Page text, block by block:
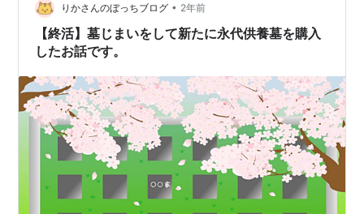
ています。 叔母から、実母の弟一家のことを聞きまし
た。 東京で暮らしていた一人娘が孤独死した 葬儀の2か
月後、その母が心労…
りかさんのぼっちブログ • 2年前
【終活】墓じまいをして新たに永代供養墓を購入
したお話です。